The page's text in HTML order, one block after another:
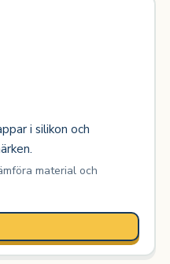
i silikon och
material och